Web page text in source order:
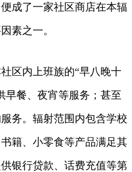
成了一家社区商店在本辐
素之一。
区内上班族的“早八晚十
早餐、夜宵等服务；甚至
务。辐射范围内包含学校
籍、小零食等产品满足其
银行贷款、话费充值等第